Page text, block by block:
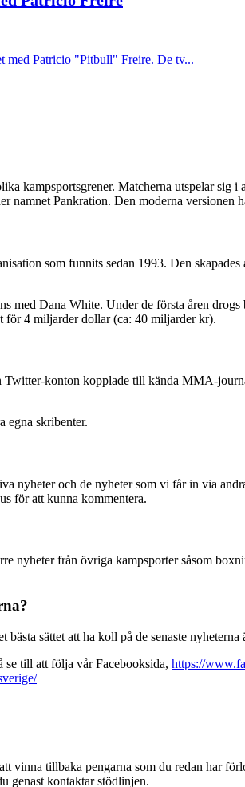
med Patricio "Pitbull" Freire. De tv...
kampsportsgrener. Matcherna utspelar sig
namnet Pankration. Den moderna versionen
som funnits sedan 1993. Den
med Dana White. Under de första åren
för 4 miljarder dollar (ca: 40 miljarder kr).
konton kopplade till kända MMA-
egna skribenter.
nyheter och de nyheter som vi får in via
för att kunna kommentera.
nyheter från övriga kampsporter såsom
sättet att ha koll på de senaste
se till att följa vår Facebooksida, https://
vinna tillbaka pengarna som du redan har
genast kontaktar stödlinjen.